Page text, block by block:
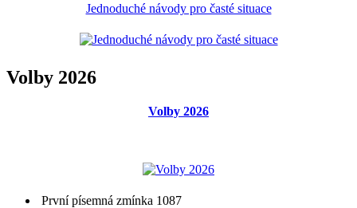
Jednoduché návody pro časté situace
Volby 2026
Volby 2026
První písemná zmínka 1087